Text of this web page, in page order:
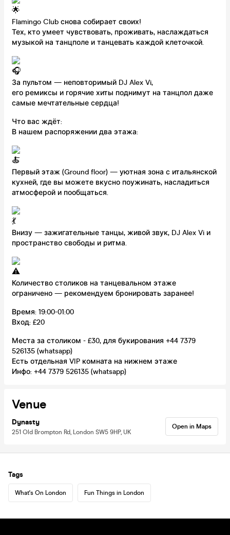
Flamingo Club снова собирает своих!
Тех, кто умеет чувствовать, проживать, наслаждаться
музыкой на танцполе и танцевать каждой клеточкой.
За пультом — неповторимый DJ Alex Vi,
его ремиксы и горячие хиты поднимут на танцпол даже
самые мечтательные сердца!
Что вас ждёт:
В нашем распоряжении два этажа:
Первый этаж (Ground floor) — уютная зона с итальянской
кухней, где вы можете вкусно поужинать, насладиться
атмосферой и пообщаться.
Внизу — зажигательные танцы, живой звук, DJ Alex Vi и
пространство свободы и ритма.
Количество столиков на танцевальном этаже
ограничено — рекомендуем бронировать заранее!
Время: 19:00-01:00
Вход: £20
Места за столиком - £30, для букирования +44 7379
526135 (whatsapp)
Есть отдельная VIP комната на нижнем этаже
Инфо: +44 7379 526135 (whatsapp)
Venue
Dynasty
251 Old Brompton Rd, London SW5 9HP, UK
Open in Maps
Tags
What's On London Fun Things in London